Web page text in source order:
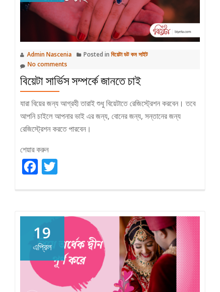
Admin Nascenia Posted in বিয়েটা ডট কম সাইট
No comments
বিয়েটা সার্ভিস সম্পর্কে জানতে চাই
যারা বিয়ের জন্য আগ্রহী তারাই শুধু বিয়েটাতে রেজিস্ট্রেশন করবেন। তবে
আপনি চাইলে আপনার ভাই এর জন্য, বোনের জন্য, সন্তানের জন্য
রেজিস্ট্রেশন করতে পারবেন।
শেয়ার করুন
Facebook
19
এপ্রিল